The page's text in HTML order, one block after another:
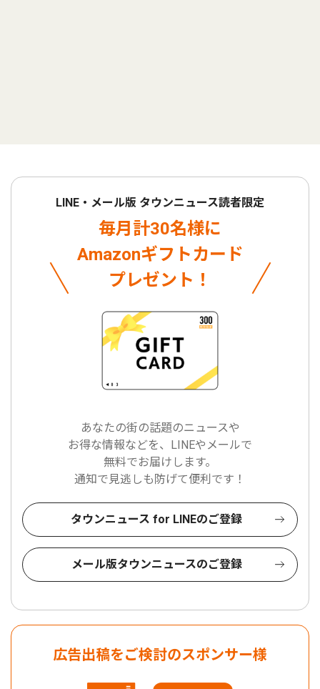
LINE・メール版 タウンニュース読者限定
毎月計30名様に
Amazonギフトカード
プレゼント！
あなたの街の話題のニュースや
お得な情報などを、LINEやメールで
無料でお届けします。
通知で見逃しも防げて便利です！
タウンニュース for LINEのご登録
メール版タウンニュースのご登録
広告出稿をご検討のスポンサー様